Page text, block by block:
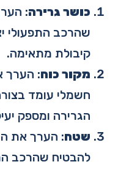
כושר גרירה:
שהרכב התפעולי
קיבולת מתאימה.
מקור כוח: הערך
חשמלי עומד
הגרירה ומספק
שטח: הערך את
להבטיח שהרכב